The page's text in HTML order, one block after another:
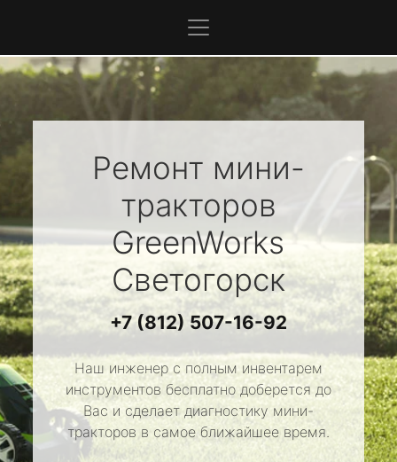
Ремонт мини-
тракторов
GreenWorks
Светогорск
+7 (812) 507-16-92
Наш инженер с полным инвентарем
инструментов бесплатно доберется до
Вас и сделает диагностику мини-
тракторов в самое ближайшее время.